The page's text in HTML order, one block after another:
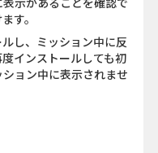
示があることを確認で
す。
し、ミッション中に反
インストールしても初
ョン中に表示されませ